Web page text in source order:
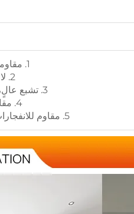
1. مقاومة للخدوش، مقاوم للماء والنار
2. لا ي褪ب اللون & سهل التنظيف
3. تشبع عالٍ، شعور ثلاثي الأبعاد عند اللمس
4. مقاومة للزيت، الحمض والقلويات
5. مقاوم للانفجارات، عازل للحرارة، صديق للبيئة